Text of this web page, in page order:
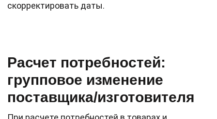
скорректировать даты.
Расчет потребностей:
групповое изменение
поставщика/изготовителя